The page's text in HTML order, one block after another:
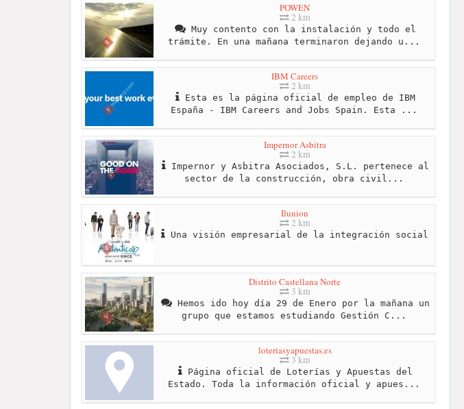
POWEN
2 km
Muy contento con la instalación y todo el
trámite. En una mañana terminaron dejando u...
IBM Careers
2 km
Esta es la página oficial de empleo de IBM
España - IBM Careers and Jobs Spain. Esta ...
Impernor Asbitra
2 km
Impernor y Asbitra Asociados, S.L. pertenece al
sector de la construcción, obra civil...
Ilunion
2 km
Una visión empresarial de la integración social
Distrito Castellana Norte
3 km
Hemos ido hoy día 29 de Enero por la mañana un
grupo que estamos estudiando Gestión C...
loteriasyapuestas.es
3 km
Página oficial de Loterías y Apuestas del
Estado. Toda la información oficial y apues...